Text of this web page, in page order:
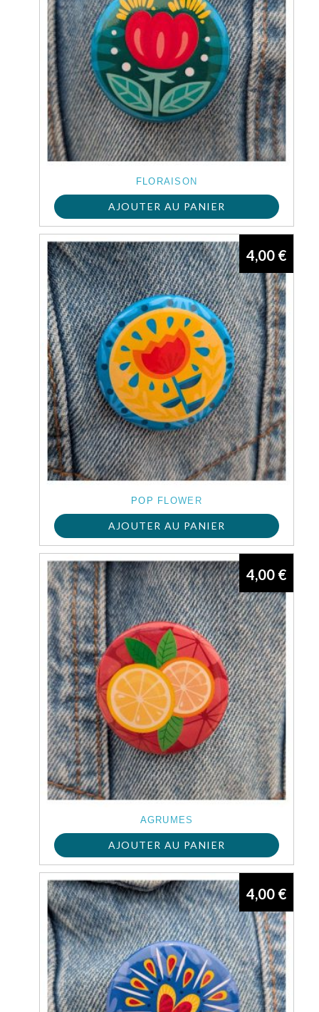
FLORAISON
AJOUTER AU PANIER
POP FLOWER
4,00 €
AJOUTER AU PANIER
AGRUMES
4,00 €
AJOUTER AU PANIER
4,00 €